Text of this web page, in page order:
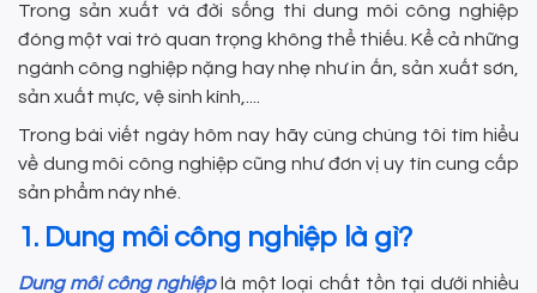
Trong sản xuất và đời sống thì dung môi công nghiệp
đóng một vai trò quan trọng không thể thiếu. Kể cả những
ngành công nghiệp nặng hay nhẹ như in ấn, sản xuất sơn,
sản xuất mực, vệ sinh kính,....
Trong bài viết ngày hôm nay hãy cùng chúng tôi tìm hiểu
về dung môi công nghiệp cũng như đơn vị uy tín cung cấp
sản phẩm này nhé.
1. Dung môi công nghiệp là gì?
Dung môi công nghiệplà một loại chất tồn tại dưới nhiều